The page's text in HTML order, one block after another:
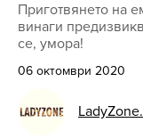
Приготвянето на
винаги
се, умора!
06 октомври 2020